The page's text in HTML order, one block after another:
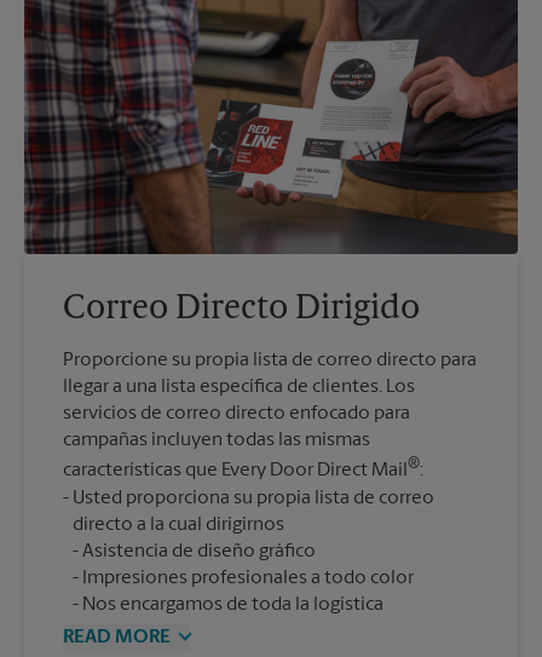
Correo Directo Dirigido
Proporcione su propia lista de correo directo para
llegar a una lista específica de clientes. Los
servicios de correo directo enfocado para
campañas incluyen todas las mismas
características que Every Door Direct Mail®:
Usted proporciona su propia lista de correo
Asistencia de diseño gráfico
Impresiones profesionales a todo color
Nos encargamos de toda la logística
READ MORE